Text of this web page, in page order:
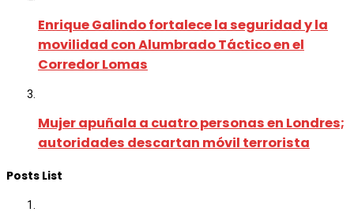
Enrique Galindo fortalece la seguridad y la
movilidad con Alumbrado Táctico en el
Corredor Lomas
Mujer apuñala a cuatro personas en Londres;
autoridades descartan móvil terrorista
Posts List